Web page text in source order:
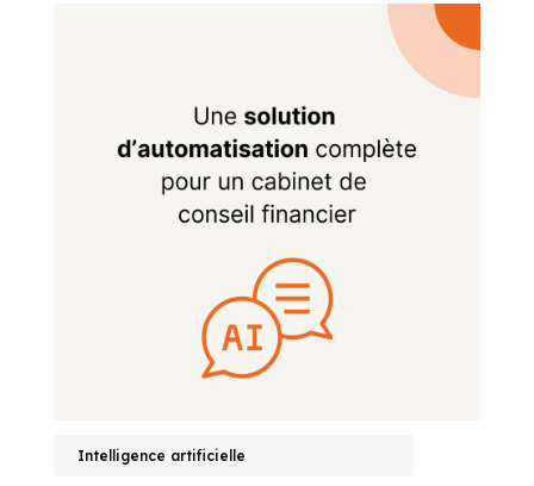
Intelligence artificielle